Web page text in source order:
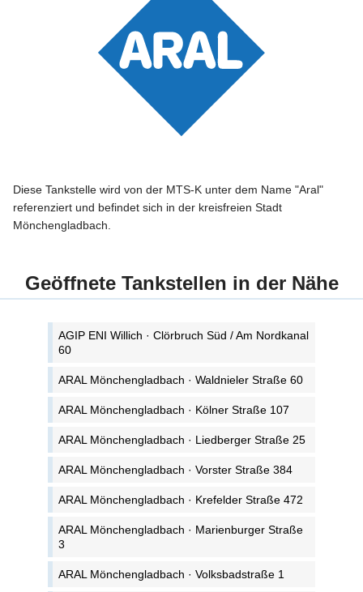
Diese Tankstelle wird von der MTS-K unter dem Name "Aral"
referenziert und befindet sich in der kreisfreien Stadt
Mönchengladbach.
Geöffnete Tankstellen in der Nähe
AGIP ENI Willich · Clörbruch Süd / Am Nordkanal
60
ARAL Mönchengladbach · Waldnieler Straße 60
ARAL Mönchengladbach · Kölner Straße 107
ARAL Mönchengladbach · Liedberger Straße 25
ARAL Mönchengladbach · Vorster Straße 384
ARAL Mönchengladbach · Krefelder Straße 472
ARAL Mönchengladbach · Marienburger Straße
3
ARAL Mönchengladbach · Volksbadstraße 1